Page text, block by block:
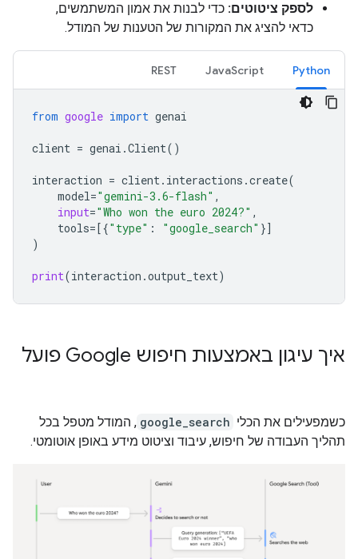
לספק ציטוטים: כדי לבנות את אמון המשתמשים,
כדאי להציג את המקורות של הטענות של המודל.
Python
JavaScript
REST
from google import genai
client = genai .Client()
interaction = client. interactions .create(
model="gemini-3.6-flash" ,
input="Who won the euro 2024?" ,
tools=[{"type" : "google_search" }]
)
print(interaction .output_text)
איך עיגון באמצעות חיפוש Google פועל
כשמפעילים את הכלי google_search , המודל מטפל בכל
תהליך העבודה של חיפוש, עיבוד וציטוט מידע באופן אוטומטי.